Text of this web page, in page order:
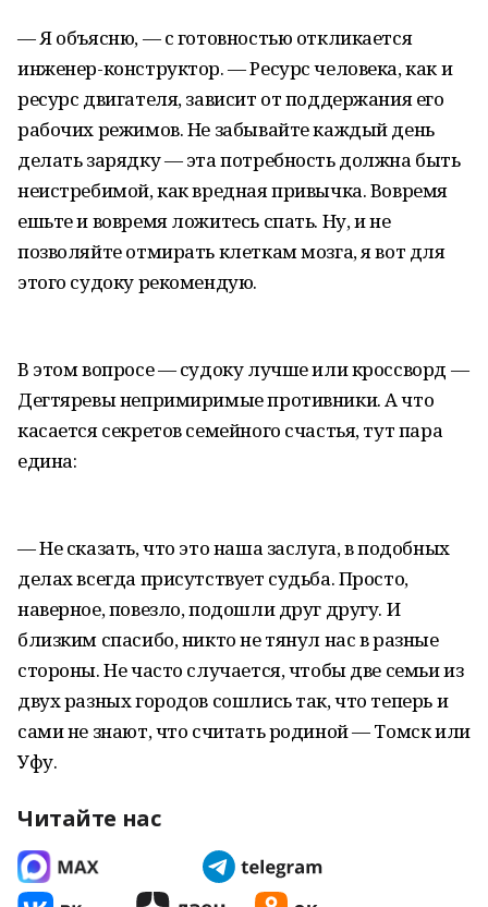
— Я объясню, — с готовностью откликается
инженер-конструктор. — Ресурс человека, как и
ресурс двигателя, зависит от поддержания его
рабочих режимов. Не забывайте каждый день
делать зарядку — эта потребность должна быть
неистребимой, как вредная привычка. Вовремя
ешьте и вовремя ложитесь спать. Ну, и не
позволяйте отмирать клеткам мозга, я вот для
этого судоку рекомендую.
В этом вопросе — судоку лучше или кроссворд —
Дегтяревы непримиримые противники. А что
касается секретов семейного счастья, тут пара
едина:
— Не сказать, что это наша заслуга, в подобных
делах всегда присутствует судьба. Просто,
наверное, повезло, подошли друг другу. И
близким спасибо, никто не тянул нас в разные
стороны. Не часто случается, чтобы две семьи из
двух разных городов сошлись так, что теперь и
сами не знают, что считать родиной — Томск или
Уфу.
Читайте нас